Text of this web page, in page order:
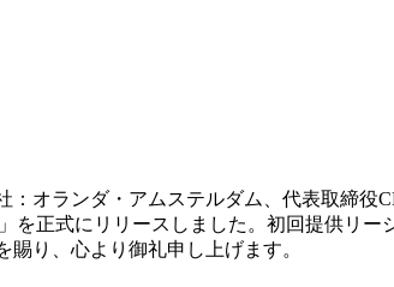
：オランダ・アムステルダム、代表取締役
を正式にリリースしました。初回提供リ
賜り、心より御礼申し上げます。